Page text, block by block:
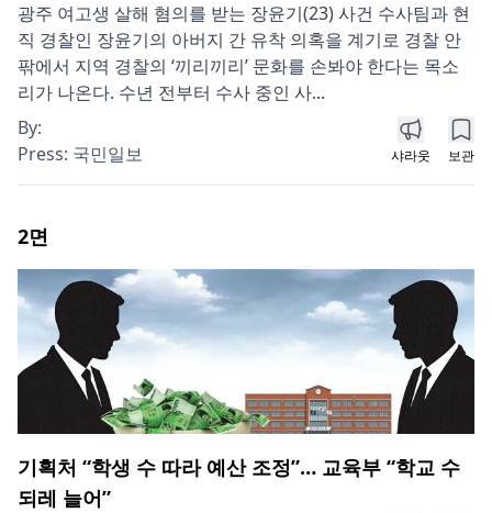
광주 여고생 살해 혐의를 받는 장윤기(23) 사건 수사팀과 현
직 경찰인 장윤기의 아버지 간 유착 의혹을 계기로 경찰 안
팎에서 지역 경찰의 ‘끼리끼리’ 문화를 손봐야 한다는 목소
리가 나온다. 수년 전부터 수사 중인 사...
By:
Press: 국민일보 샤라웃 보관
2면
기획처 “학생 수 따라 예산 조정”… 교육부 “학교 수
되레 늘어”